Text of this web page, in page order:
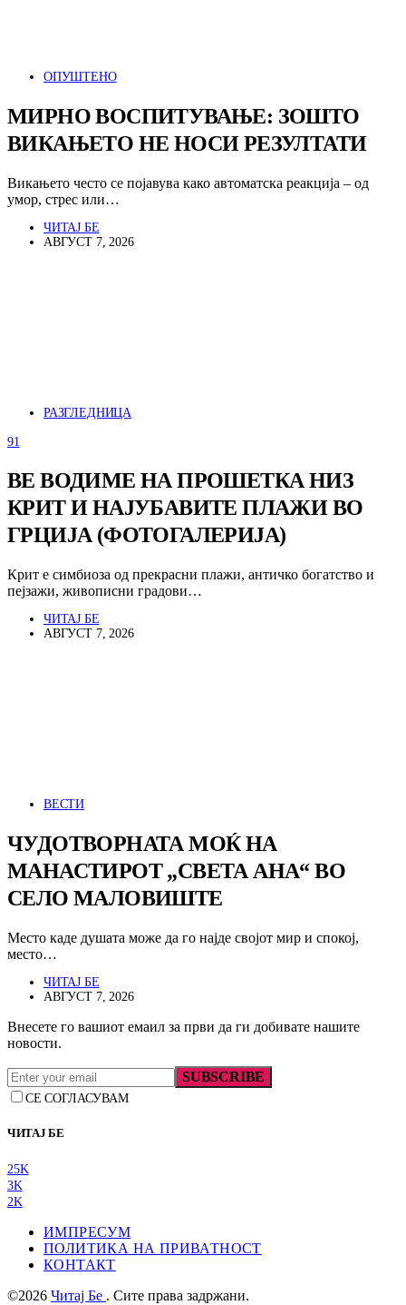
ОПУШТЕНО
МИРНО ВОСПИТУВАЊЕ: ЗОШТО
ВИКАЊЕТО НЕ НОСИ РЕЗУЛТАТИ
Викањето често се појавува како автоматска реакција – од
умор, стрес или…
ЧИТАЈ БЕ
АВГУСТ 7, 2026
РАЗГЛЕДНИЦА
91
ВЕ ВОДИМЕ НА ПРОШЕТКА НИЗ
КРИТ И НАЈУБАВИТЕ ПЛАЖИ ВО
ГРЦИЈА (ФОТОГАЛЕРИЈА)
Крит е симбиоза од прекрасни плажи, античко богатство и
пејзажи, живописни градови…
ЧИТАЈ БЕ
АВГУСТ 7, 2026
ВЕСТИ
ЧУДОТВОРНАТА МОЌ НА
МАНАСТИРОТ „СВЕТА АНА“ ВО
СЕЛО МАЛОВИШТЕ
Место каде душата може да го најде својот мир и спокој,
место…
ЧИТАЈ БЕ
АВГУСТ 7, 2026
Внесете го вашиот емаил за први да ги добивате нашите
новости.
SUBSCRIBE
СЕ СОГЛАСУВАМ
ЧИТАЈ БЕ
25K
3K
2K
ИМПРЕСУМ
ПОЛИТИКА НА ПРИВАТНОСТ
КОНТАКТ
©2026 Читај Бе . Сите права задржани.